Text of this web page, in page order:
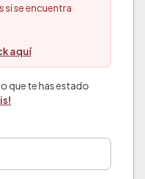
si se encuentra
aquí
que te has estado